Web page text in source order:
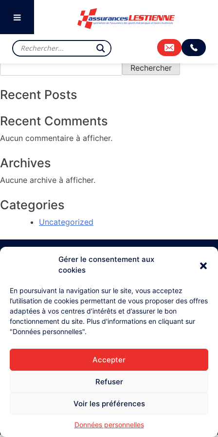
Gérer le consentement aux
cookies
En poursuivant la navigation sur le site, vous acceptez
l’utilisation de cookies permettant de vous proposer des offres
adaptées à vos centres d’intérêts et d’assurer le bon
fonctionnement du site. Plus d'informations en cliquant sur
"Données personnelles".
Accepter
Refuser
Voir les préférences
Données personnelles
Previous: Next: NEVERS MAGNY
Rechercher
Rechercher
Recent Posts
Recent Comments
Aucun commentaire à afficher.
Archives
Aucune archive à afficher.
Categories
Uncategorized
4, rue Henri Lollier
51370 Champigny
Accueil
Contact